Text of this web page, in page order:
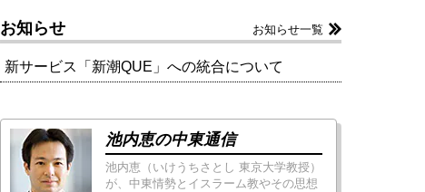
お知らせ お知らせ一覧
新サービス「新潮QUE」への統合について
池内恵の中東通信
池内恵（いけうちさとし 東京大学教授）
が、中東情勢とイスラーム教やその思想